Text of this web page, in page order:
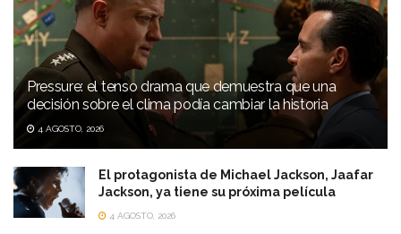
Pressure: el tenso drama que demuestra que una
decisión sobre el clima podía cambiar la historia
4 AGOSTO, 2026
El protagonista de Michael Jackson, Jaafar
Jackson, ya tiene su próxima película
4 AGOSTO, 2026